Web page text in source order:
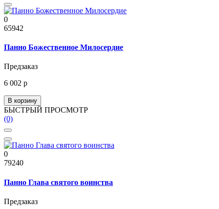
0
65942
Панно Божественное Милосердие
Предзаказ
6 002 р
В корзину
БЫСТРЫЙ ПРОСМОТР
(0)
0
79240
Панно Глава святого воинства
Предзаказ